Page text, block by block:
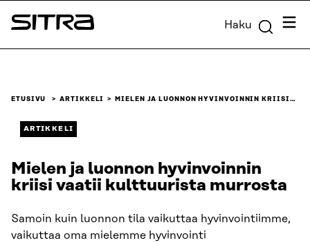
Siirry
suoraan
Sitra Haku
ETUSIVU ARTIKKELI MIELEN JA LUONNON HYVINVOINNIN KRIISI…
ARTIKKELI
Mielen ja luonnon hyvinvoinnin
kriisi vaatii kulttuurista murrosta
Samoin kuin luonnon tila vaikuttaa hyvinvointiimme,
vaikuttaa oma mielemme hyvinvointi